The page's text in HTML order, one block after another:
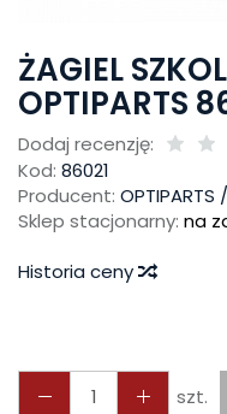
ŻAGIEL
OPTIPARTS
Dodaj recenzję:
Kod: 86021
Producent: OPTIPARTS
Sklep stacjonarny: na
Historia ceny
szt.